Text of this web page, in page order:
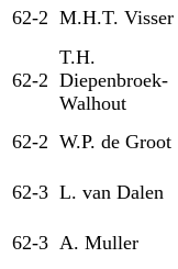
62-2 M.H.T. Visser
62-2
T.H.
Diepenbroek-
Walhout
62-2 W.P. de Groot
62-3 L. van Dalen
62-3 A. Muller